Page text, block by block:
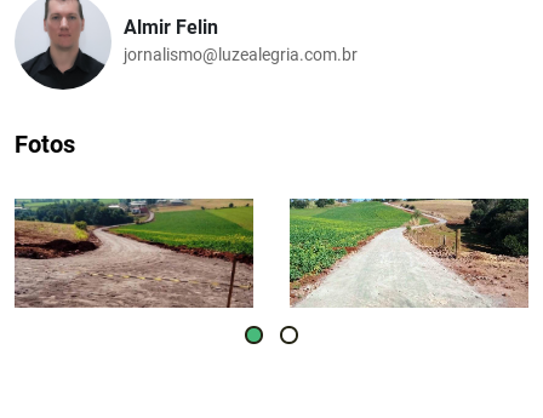
Almir Felin
jornalismo@luzealegria.com.br
Fotos